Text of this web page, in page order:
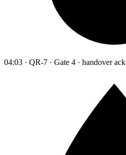
04:03 · QR-7 · Gate 4 · handover ack